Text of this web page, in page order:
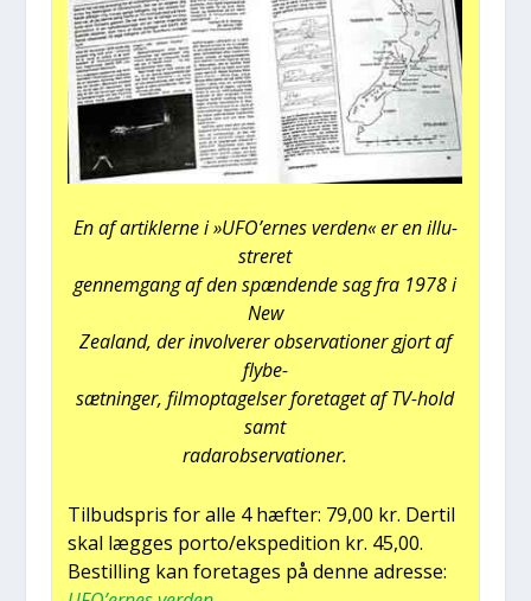
En af artik­ler­ne i »UFO’er­nes ver­den« er en illu­
stre­ret
gen­nem­gang af den spæn­den­de sag fra 1978 i
New
Zealand, der invol­ve­rer obser­va­tio­ner gjort af
fly­be-
sæt­nin­ger, film­op­ta­gel­ser fore­ta­get af TV-hold
samt
rada­rob­ser­va­tio­ner.
Til­bud­spris for alle 4 hæf­ter: 79,00 kr. Der­til
skal læg­ges porto/ekspedition kr. 45,00.
Bestil­ling kan fore­ta­ges på den­ne adres­se: